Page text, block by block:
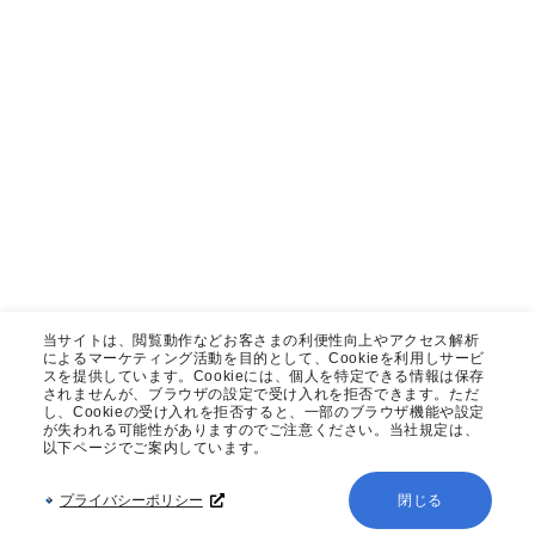
当サイトは、閲覧動作などお客さまの利便性向上やアクセス解析
によるマーケティング活動を目的として、Cookieを利用しサービ
スを提供しています。Cookieには、個人を特定できる情報は保存
されませんが、ブラウザの設定で受け入れを拒否できます。ただ
し、Cookieの受け入れを拒否すると、一部のブラウザ機能や設定
が失われる可能性がありますのでご注意ください。当社規定は、
以下ページでご案内しています。
プライバシーポリシー 閉じる